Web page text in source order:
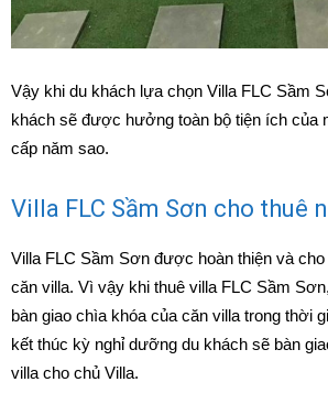
Vậy khi du khách lựa chọn Villa FLC Sầm
khách sẽ được hưởng toàn bộ tiện ích của
cấp năm sao.
Villa FLC Sầm Sơn cho thuê
Villa FLC Sầm Sơn được hoàn thiện và
căn villa. Vì vậy khi thuê villa FLC Sầm
bàn giao chìa khóa của căn villa trong thời
kết thúc kỳ nghỉ dưỡng du khách sẽ bàn
villa cho chủ Villa.